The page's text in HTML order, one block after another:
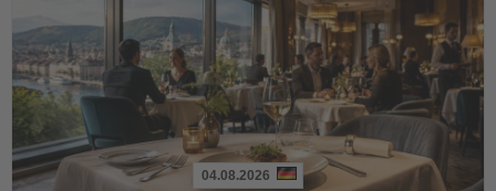
04.08.2026